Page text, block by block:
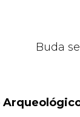
Buda